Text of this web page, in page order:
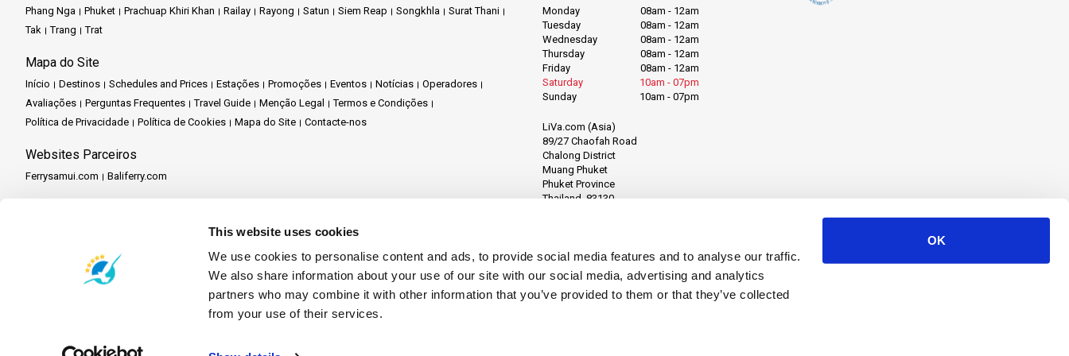
This website uses cookies
We use cookies to personalise content and ads, to provide social media features and to analyse our traffic.
We also share information about your use of our site with our social media, advertising and analytics
partners who may combine it with other information that you’ve provided to them or that they’ve collected
from your use of their services.
OK
Phang Nga
Phuket Prachuap Khiri Khan Railay Rayong Satun Siem Reap Songkhla
Surat Thani
Tak
Trang Trat
Mapa do Site
Início Destinos Schedules and Prices Estações Promoções Eventos Notícias
Operadores
Avaliações
Perguntas Frequentes Travel Guide Menção Legal
Termos e Condições
Política de Privacidade
Política de Cookies Mapa do Site Contacte-nos
Websites Parceiros
Ferrysamui.com Baliferry.com
Torne-se um Parceiro Travel Agent Program
Monday
08am - 12am
Tuesday
08am - 12am
Wednesday
08am - 12am
Thursday
08am - 12am
Friday
08am - 12am
Saturday
10am - 07pm
Sunday
10am - 07pm
LiVa.com (Asia)
89/27 Chaofah Road
Chalong District
Muang Phuket
Phuket Province
Thailand, 83130